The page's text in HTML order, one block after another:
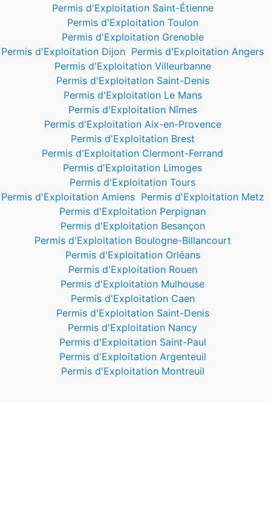
Permis d'Exploitation Saint-Étienne
Permis d'Exploitation Toulon
Permis d'Exploitation Grenoble
Permis d'Exploitation Dijon Permis d'Exploitation Angers
Permis d'Exploitation Villeurbanne
Permis d'Exploitation Saint-Denis
Permis d'Exploitation Le Mans
Permis d'Exploitation Nîmes
Permis d'Exploitation Aix-en-Provence
Permis d'Exploitation Brest
Permis d'Exploitation Clermont-Ferrand
Permis d'Exploitation Limoges
Permis d'Exploitation Tours
Permis d'Exploitation Amiens Permis d'Exploitation Metz
Permis d'Exploitation Perpignan
Permis d'Exploitation Besançon
Permis d'Exploitation Boulogne-Billancourt
Permis d'Exploitation Orléans
Permis d'Exploitation Rouen
Permis d'Exploitation Mulhouse
Permis d'Exploitation Caen
Permis d'Exploitation Saint-Denis
Permis d'Exploitation Nancy
Permis d'Exploitation Saint-Paul
Permis d'Exploitation Argenteuil
Permis d'Exploitation Montreuil